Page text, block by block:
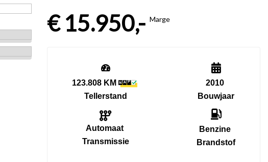
€ 15.950,- Marge
123.808 KM
Tellerstand
Automaat
Transmissie
2010
Bouwjaar
Benzine
Brandstof